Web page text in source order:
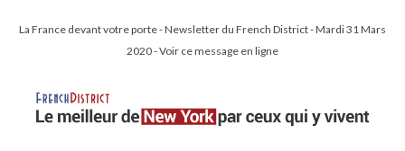
La France devant votre porte - Newsletter du French District - Mardi 31 Mars
2020 - Voir ce message en ligne